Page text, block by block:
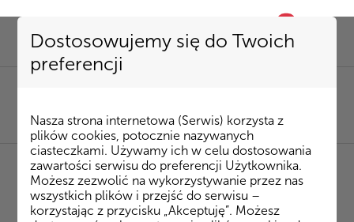
Dostosowujemy się do Twoich
preferencji
Nasza strona internetowa (Serwis) korzysta z
plików cookies, potocznie nazywanych
ciasteczkami. Używamy ich w celu dostosowania
zawartości serwisu do preferencji Użytkownika.
Możesz zezwolić na wykorzystywanie przez nas
wszystkich plików i przejść do serwisu –
korzystając z przycisku „Akceptuję”. Możesz
favorite
85 74 15 087|mieszkania@kombinatbud.pl
◂ Strona Główna / Inwestycje / Osiedle Rytm /
Ateńska budynek 4 m. 55